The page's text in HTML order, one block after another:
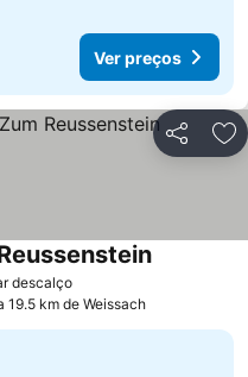
Ver preços
Partilhar
descalço
19.5 km de Weissach